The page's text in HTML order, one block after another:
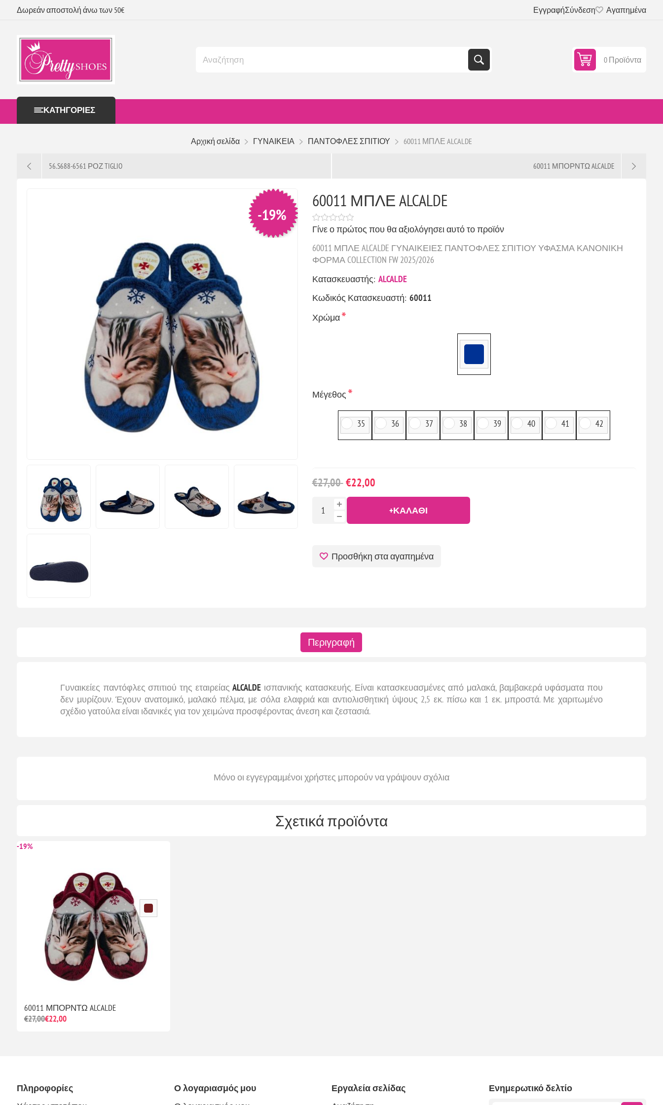
Δωρεάν αποστολή άνω των 50€ ΕγγραφήΣύνδεση Αγαπημένα
0 Προϊόντα
ΚΑΤΗΓΟΡΊΕΣ
Αρχική σελίδα ΓΥΝΑΙΚΕΙΑ ΠΑΝΤΟΦΛΕΣ ΣΠΙΤΙΟΥ 60011 ΜΠΛΕ ALCALDE
56.S688-6561 ΡΟΖ TIGLIO 60011 ΜΠΟΡΝΤΩ ALCALDE
-19%
60011 ΜΠΛΕ ALCALDE
Γίνε ο πρώτος που θα αξιολόγησει αυτό το προϊόν
60011 ΜΠΛΕ ALCALDE ΓΥΝΑΙΚΕΙΕΣ ΠΑΝΤΟΦΛΕΣ ΣΠΙΤΙΟΥ ΥΦΑΣΜΑ ΚΑΝΟΝΙΚΗ
ΦΟΡΜΑ COLLECTION FW 2025/2026
Κατασκευαστής: ALCALDE
Κωδικός Κατασκευαστή: 60011
Χρώμα*
Μέγεθος *
35 36 37 38 39 40 41 42
€27,00 €22,00
+ΚΑΛΆΘΙ
Προσθήκη στα αγαπημένα
Περιγραφή
Γυναικείες παντόφλες σπιτιού της εταιρείας ALCALDE ισπανικής κατασκευής. Είναι κατασκευασμένες από μαλακά, βαμβακερά υφάσματα που
δεν μυρίζουν. Έχουν ανατομικό, μαλακό πέλμα, με σόλα ελαφριά και αντιολισθητική ύψους 2,5 εκ. πίσω και 1 εκ. μπροστά. Με χαριτωμένο
σχέδιο γατούλα είναι ιδανικές για τον χειμώνα προσφέροντας άνεση και ζεστασιά.
Μόνο οι εγγεγραμμένοι χρήστες μπορούν να γράψουν σχόλια
Σχετικά προϊόντα
-19%
60011 ΜΠΟΡΝΤΩ ALCALDE
€27,00€22,00
Πληροφορίες
Ο λογαριασμός μου
Εργαλεία σελίδας
Ενημερωτικό δελτίο